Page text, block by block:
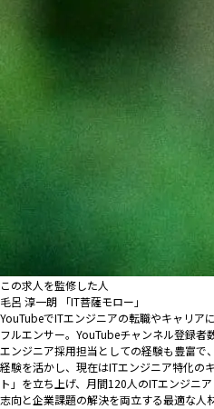
この求人を監修した人
毛呂 淳一朗 「IT菩薩モロー」
YouTubeでITエンジニアの転職やキャリア
フルエンサー。YouTubeチャンネル登録者
エンジニア採用担当としての経験も豊富で
経験を活かし、現在はITエンジニア特化の
ト」を立ち上げ、月間120人のITエンジニ
志向と企業課題の解決を両立する最適な人